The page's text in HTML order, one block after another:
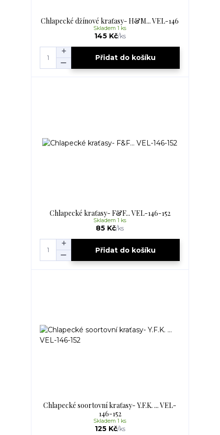
Chlapecké džínové kraťasy- H&M... VEL-146
145 Kč/ks
Skladem 1 ks
Přidat do košíku
Chlapecké kraťasy- F&F... VEL-146-152
85 Kč/ks
Skladem 1 ks
Přidat do košíku
Chlapecké soortovní kraťasy- Y.F.K. ... VEL-
146-152
125 Kč/ks
Skladem 1 ks